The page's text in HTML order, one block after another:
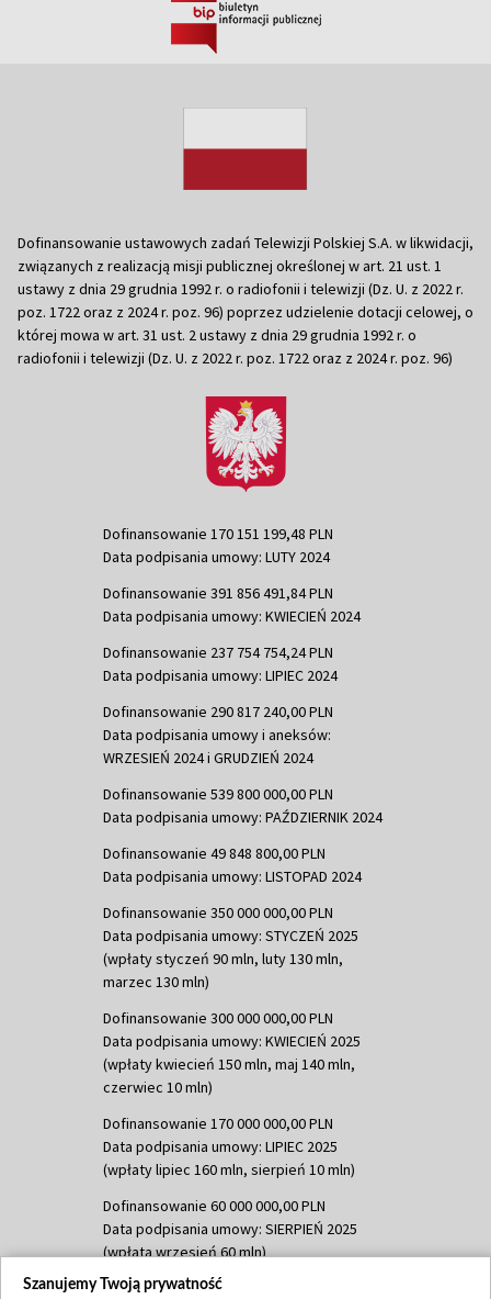
Dofinansowanie ustawowych zadań Telewizji Polskiej S.A. w likwidacji,
związanych z realizacją misji publicznej określonej w art. 21 ust. 1
ustawy z dnia 29 grudnia 1992 r. o radiofonii i telewizji (Dz. U. z 2022 r.
poz. 1722 oraz z 2024 r. poz. 96) poprzez udzielenie dotacji celowej, o
której mowa w art. 31 ust. 2 ustawy z dnia 29 grudnia 1992 r. o
radiofonii i telewizji (Dz. U. z 2022 r. poz. 1722 oraz z 2024 r. poz. 96)
Dofinansowanie 170 151 199,48 PLN
Data podpisania umowy: LUTY 2024
Dofinansowanie 391 856 491,84 PLN
Data podpisania umowy: KWIECIEŃ 2024
Dofinansowanie 237 754 754,24 PLN
Data podpisania umowy: LIPIEC 2024
Dofinansowanie 290 817 240,00 PLN
Data podpisania umowy i aneksów:
WRZESIEŃ 2024 i GRUDZIEŃ 2024
Dofinansowanie 539 800 000,00 PLN
Data podpisania umowy: PAŹDZIERNIK 2024
Dofinansowanie 49 848 800,00 PLN
Data podpisania umowy: LISTOPAD 2024
Dofinansowanie 350 000 000,00 PLN
Data podpisania umowy: STYCZEŃ 2025
(wpłaty styczeń 90 mln, luty 130 mln,
marzec 130 mln)
Dofinansowanie 300 000 000,00 PLN
Data podpisania umowy: KWIECIEŃ 2025
(wpłaty kwiecień 150 mln, maj 140 mln,
czerwiec 10 mln)
Dofinansowanie 170 000 000,00 PLN
Data podpisania umowy: LIPIEC 2025
(wpłaty lipiec 160 mln, sierpień 10 mln)
Dofinansowanie 60 000 000,00 PLN
Data podpisania umowy: SIERPIEŃ 2025
(wpłata wrzesień 60 mln)
Dofinansowanie 635 783 051,21 PLN
Szanujemy Twoją prywatność